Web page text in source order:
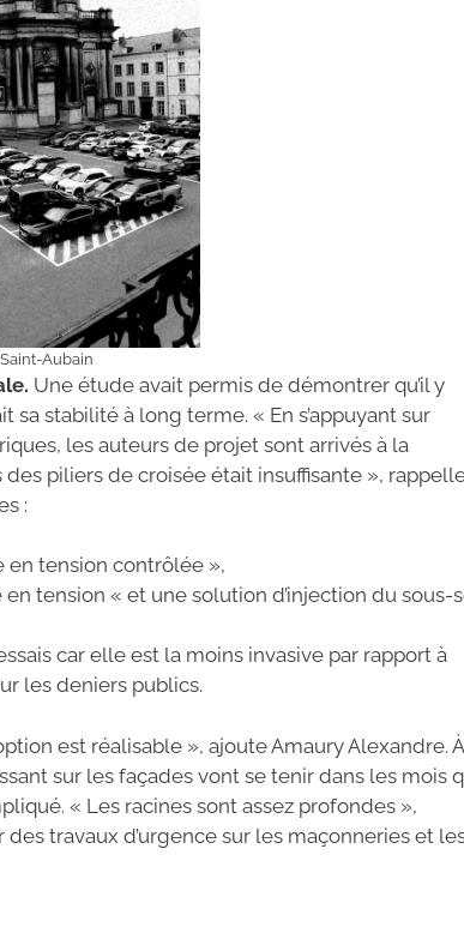
Aubain
Une étude avait permis de démontrer qu’il y
stabilité à long terme. « En s’appuyant sur
les auteurs de projet sont arrivés à la
piliers de croisée était insuffisante »,
:
tension contrôlée »,
tension « et une solution d’injection du sous-
car elle est la moins invasive par rapport à
les deniers publics.
est réalisable », ajoute Amaury Alexandre. À
sur les façades vont se tenir dans les mois
« Les racines sont assez profondes »,
travaux d’urgence sur les maçonneries et